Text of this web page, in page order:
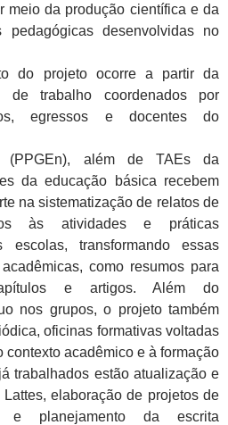
meio da produção científica e da
pedagógicas desenvolvidas no
do projeto ocorre a partir da
de trabalho coordenados por
egressos e docentes do
(PPGEn), além de TAEs da
da educação básica recebem
na sistematização de relatos de
às atividades e práticas
escolas, transformando essas
como resumos para
e artigos. Além do
nos grupos, o projeto também
oficinas formativas voltadas
contexto acadêmico e à formação
trabalhados estão atualização e
elaboração de projetos de
e planejamento da escrita